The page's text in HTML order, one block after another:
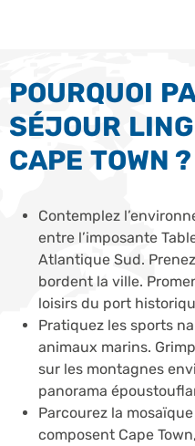
POURQUOI
SÉJOUR
CAPE TOWN ?
Contemplez
entre l’imposante
Atlantique Sud.
bordent la ville.
loisirs du port
Pratiquez les sports
animaux marins.
sur les montagnes
panorama
Parcourez la
composent Cape